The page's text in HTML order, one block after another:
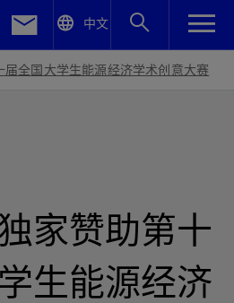
中文
全国大学生能源经济学术创意大赛
家赞助第十
生能源经济